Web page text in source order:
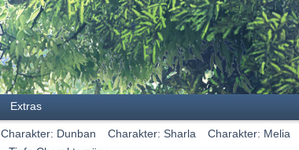
Extras
Charakter: Dunban Charakter: Sharla Charakter: Melia